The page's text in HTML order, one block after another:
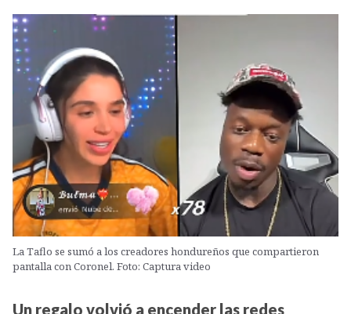
La Taflo se sumó a los creadores hondureños que compartieron
pantalla con Coronel. Foto: Captura video
Un regalo volvió a encender las redes